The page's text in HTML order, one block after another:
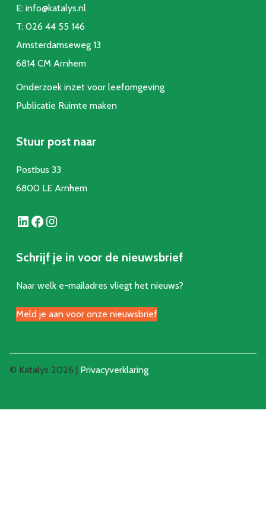
E: info@katalys.nl
T: 026 44 55 146
Amsterdamseweg 13
6814 CM Arnhem
Onderzoek inzet voor leefomgeving
Publicatie Ruimte maken
Stuur post naar
Postbus 33
6800 LE Arnhem
LinkedIn Facebook Instagram
Schrijf je in voor de nieuwsbrief
Naar welk e-mailadres vliegt het nieuws?
Meld je aan voor onze nieuwsbrief
© Katalys 2026 | Privacyverklaring